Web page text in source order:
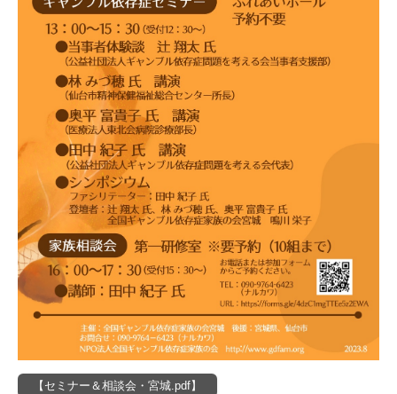
【セミナー＆相談会・宮城.pdf】
言語選択/Select Language:English